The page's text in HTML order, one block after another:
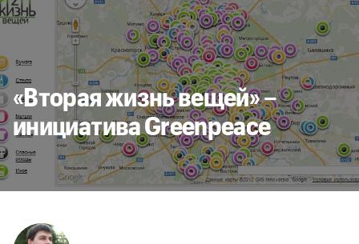
«Вторая жизнь вещей» –
инициатива Greenpeace